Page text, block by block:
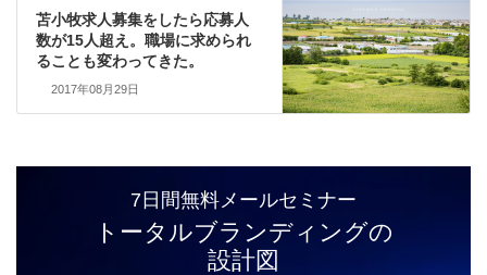
苫小牧求人募集をしたら応募人
数が15人超え。職場に求められ
ることも変わってきた。
2017年08月29日
7日間無料メールセミナー
トータルブランディングの
設計図